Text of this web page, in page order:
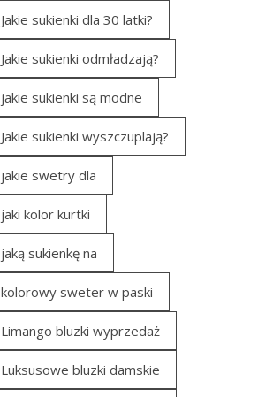
Jakie sukienki dla 30 latki?
Jakie sukienki odmładzają?
jakie sukienki są modne
Jakie sukienki wyszczuplają?
jakie swetry dla
jaki kolor kurtki
jaką sukienkę na
kolorowy sweter w paski
Limango bluzki wyprzedaż
Luksusowe bluzki damskie